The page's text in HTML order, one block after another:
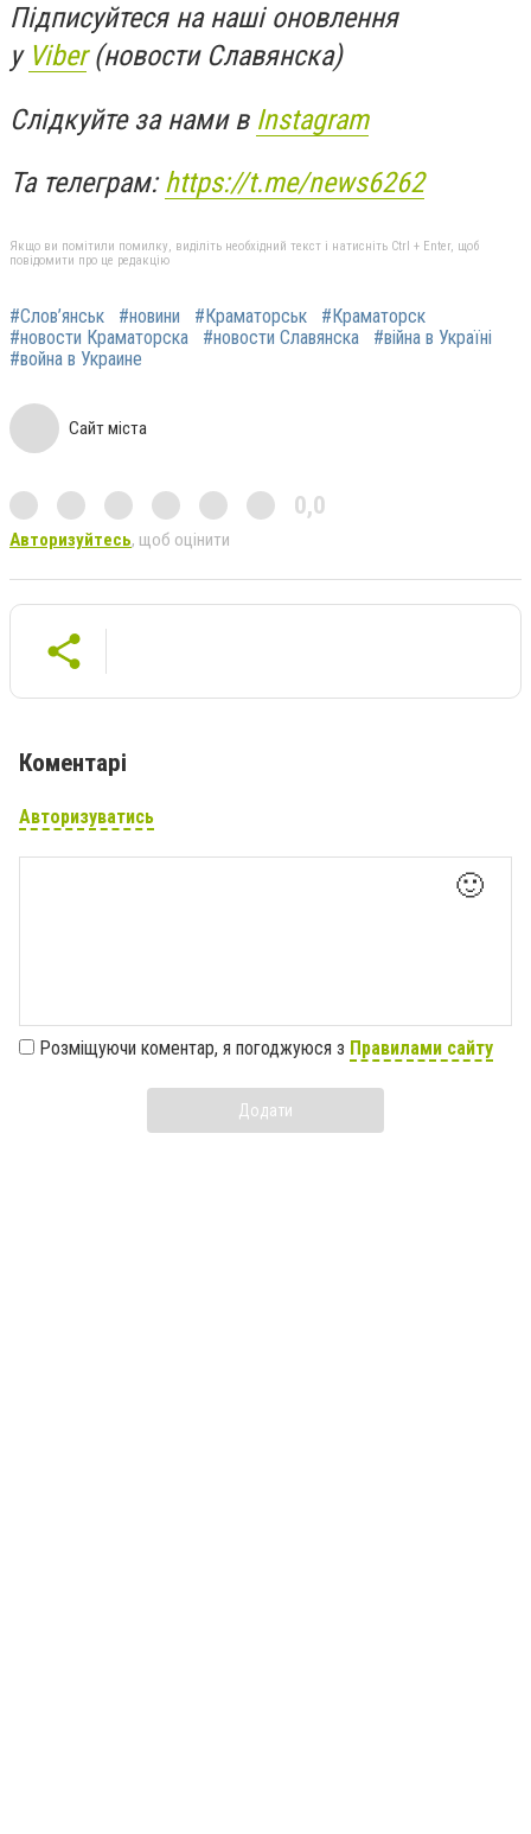
Підписуйтеся на наші оновлення
у Viber(новости Славянска)
Слідкуйте за нами в Instagram
Та телеграм:https://t.me/news6262
Якщо ви помітили помилку, виділіть необхідний текст і натисніть Ctrl + Enter, щоб
повідомити про це редакцію
#Слов’янськ #новини #Краматорськ
#Краматорск
#новости Краматорска
#новости Славянска
#війна в Україні
#война в Украине
Сайт міста
0,0
Авторизуйтесь, щоб оцінити
Коментарі
Авторизуватись
🙂
Розміщуючи коментар, я погоджуюся з Правилами сайту
Додати